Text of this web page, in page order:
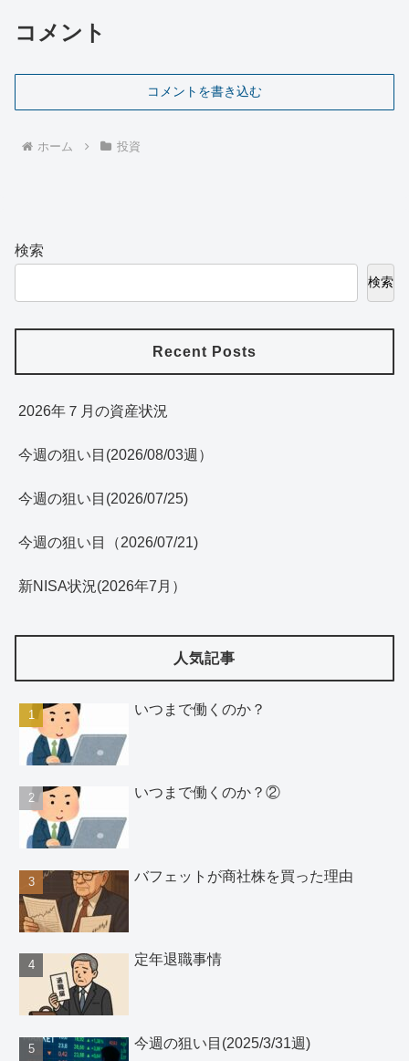
コメント
コメントを書き込む
ホーム 投資
検索
検索
Recent Posts
2026年７月の資産状況
今週の狙い目(2026/08/03週）
今週の狙い目(2026/07/25)
今週の狙い目（2026/07/21)
新NISA状況(2026年7月）
人気記事
いつまで働くのか？
いつまで働くのか？②
バフェットが商社株を買った理由
定年退職事情
今週の狙い目(2025/3/31週)